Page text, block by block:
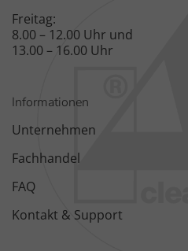
Freitag:
8.00 – 12.00 Uhr und
13.00 – 16.00 Uhr
Informationen
Unternehmen
Fachhandel
FAQ
Kontakt & Support